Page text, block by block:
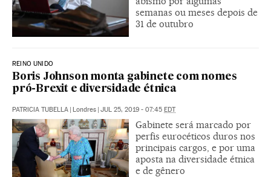
semanas ou meses depois de
31 de outubro
REINO UNIDO
Boris Johnson monta gabinete com nomes
pró-Brexit e diversidade étnica
PATRICIA TUBELLA | Londres | JUL 25, 2019 - 07:45 EDT
Gabinete será marcado por
perfis eurocéticos duros nos
principais cargos, e por uma
aposta na diversidade étnica
e de gênero